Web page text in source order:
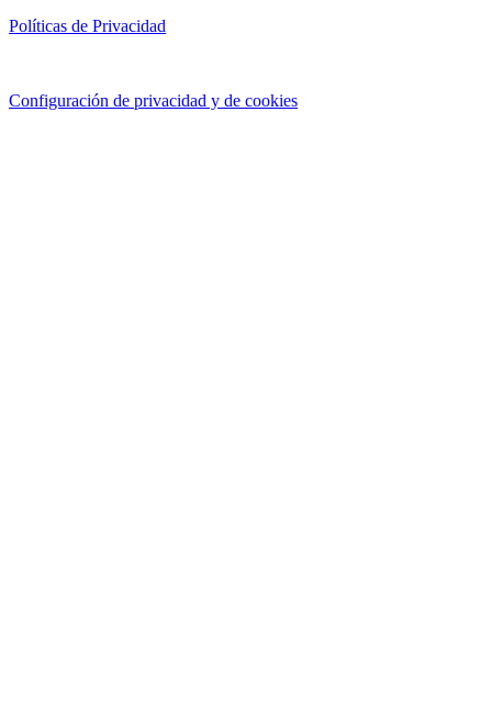
Políticas de Privacidad
Configuración de privacidad y de cookies